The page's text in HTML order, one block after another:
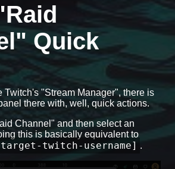
Quick
Twitch's "Stream Manager", there is
there with, well, quick actions.
Channel" and then select an
this is basically equivalent to
twitch-username] .